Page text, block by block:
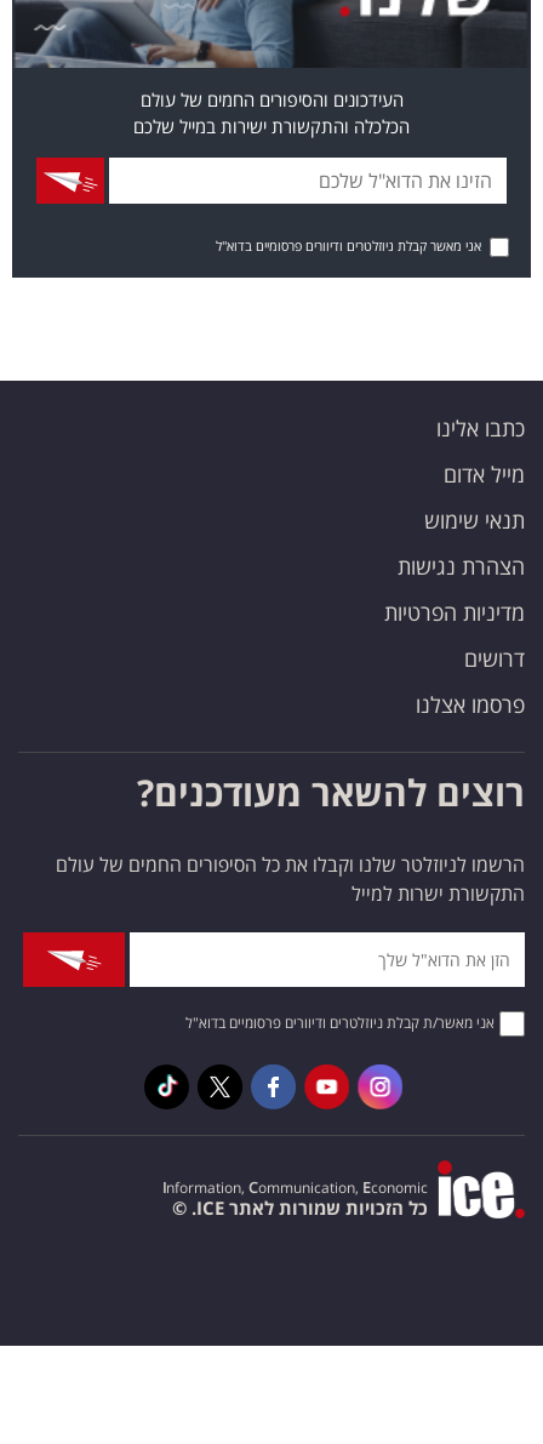
העידכונים והסיפורים החמים של עולם
הכלכלה והתקשורת ישירות במייל שלכם
אני מאשר קבלת ניוזלטרים ודיוורים פרסומיים בדוא"ל
כתבו אלינו
מייל אדום
תנאי שימוש
הצהרת נגישות
מדיניות הפרטיות
דרושים
פרסמו אצלנו
רוצים להשאר מעודכנים?
הרשמו לניוזלטר שלנו וקבלו את כל הסיפורים החמים של עולם
התקשורת ישרות למייל
אני מאשר/ת קבלת ניוזלטרים ודיוורים פרסומיים בדוא"ל
Information, Communication, Economic
כל הזכויות שמורות לאתר ICE. ©